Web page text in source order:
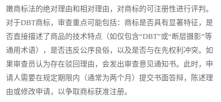
嫩商标法的绝对理由和相对理由，对商标的可注册性进行评判。
对于DBT商标，审查重点可能包括：商标是否具有显著特征，是
否直接描述了商品的技术特点（如仅包含“DBT”或“断层摄影”等
通用术语），是否违反公序良俗，以及是否与在先权利冲突。如
果审查员认为存在驳回理由，会发出审查意见通知书。此时，申
请人需要在规定期限内（通常为两个月）提交书面答辩，陈述理
由或修改申请，以争取商标获准注册。